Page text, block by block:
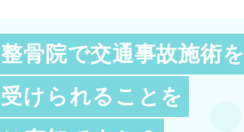
整骨院で交通事故施術を
受けられることを